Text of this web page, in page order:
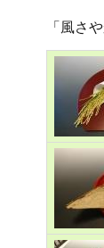
「風さ